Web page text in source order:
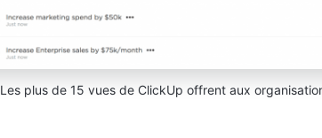
Les plus de 15 vues de ClickUp offrent aux